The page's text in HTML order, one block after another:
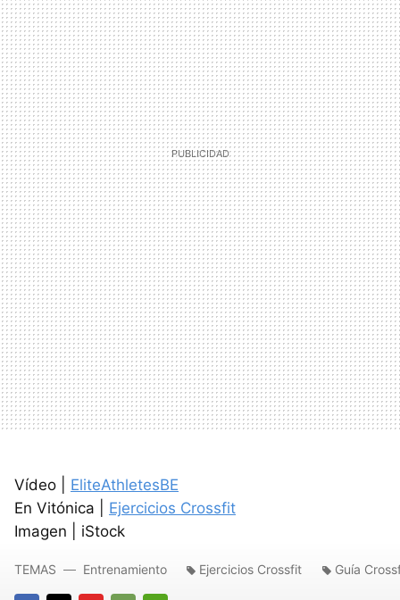
Vídeo | EliteAthletesBE
En Vitónica | Ejercicios Crossfit
Imagen | iStock
TEMAS Entrenamiento Ejercicios Crossfit Guía